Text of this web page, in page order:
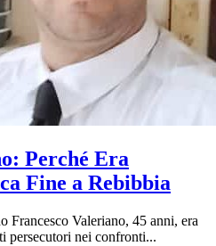
Perché Era
Fine a Rebibbia
Francesco Valeriano, 45 anni, era
persecutori nei confronti...